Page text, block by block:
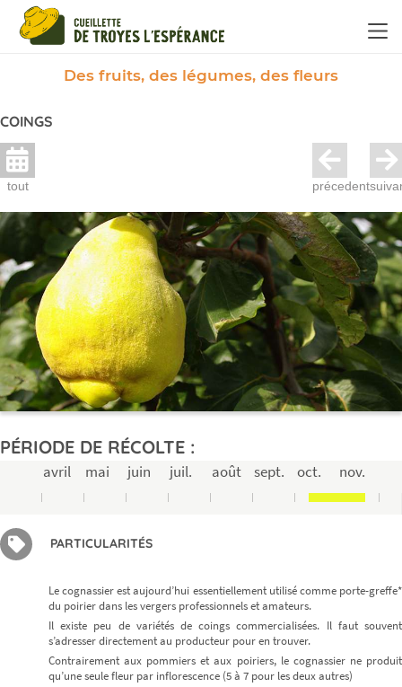
Des fruits, des légumes, des fleurs
COINGS
tout précedent
PÉRIODE DE RÉCOLTE :
avril mai juin juil. août sept. oct. nov.
PARTICULARITÉS
Le cognassier est aujourd’hui essentiellement utilisé comme porte-greffe*
du poirier dans les vergers professionnels et amateurs.
Il existe peu de variétés de coings commercialisées. Il faut souvent
s’adresser directement au producteur pour en trouver.
Contrairement aux pommiers et aux poiriers, le cognassier ne produit
qu’une seule fleur par inflorescence (5 à 7 pour les deux autres)
Panneau de gestion des cookies